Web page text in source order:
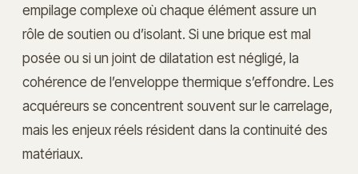
empilage complexe où chaque élément assure un
rôle de soutien ou d’isolant. Si une brique est mal
posée ou si un joint de dilatation est négligé, la
cohérence de l’enveloppe thermique s’effondre. Les
acquéreurs se concentrent souvent sur le carrelage,
mais les enjeux réels résident dans la continuité des
matériaux.